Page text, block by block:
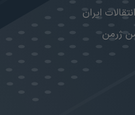
ایران
ژرمن